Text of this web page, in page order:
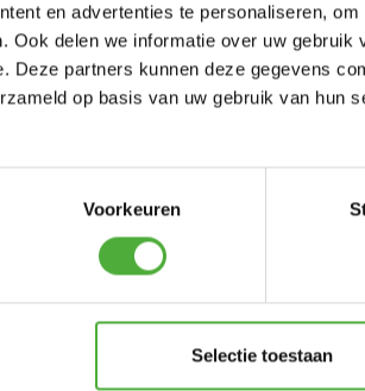
en advertenties te personaliseren,
Ook delen we informatie over uw
Deze partners kunnen deze gegevens
op basis van uw gebruik van hun
Voorkeuren
Selectie toestaan
Sicherheitsnetz erhältlich. Die Pfosten
gebogen, wodurch zusätzlicher Abstand
und Pfosten entsteht. So kommst du bei
ins Netz nicht direkt mit einem Pfosten
selbstschließenden Eingang
verfügt außerdem über eine stabile
immer straff gespannt ist. So können
unbeschwert springen. Für Trampoline
höhere Deluxe XL Sicherheitsnetz